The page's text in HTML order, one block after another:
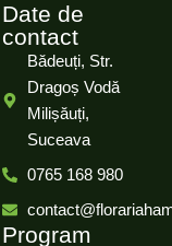
Date de
contact
Bădeuți, Str.
Dragoș Vodă
Milișăuți,
Suceava
0765 168 980
Program